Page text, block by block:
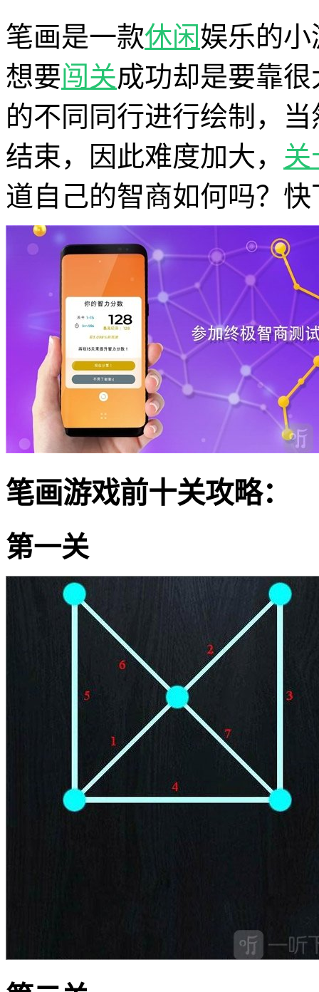
笔画是一款休闲娱乐的
想要闯关成功却是要靠
的不同同行进行绘制，
结束，因此难度加大， 关
道自己的智商如何吗？
笔画游戏前十关攻略：
第一关